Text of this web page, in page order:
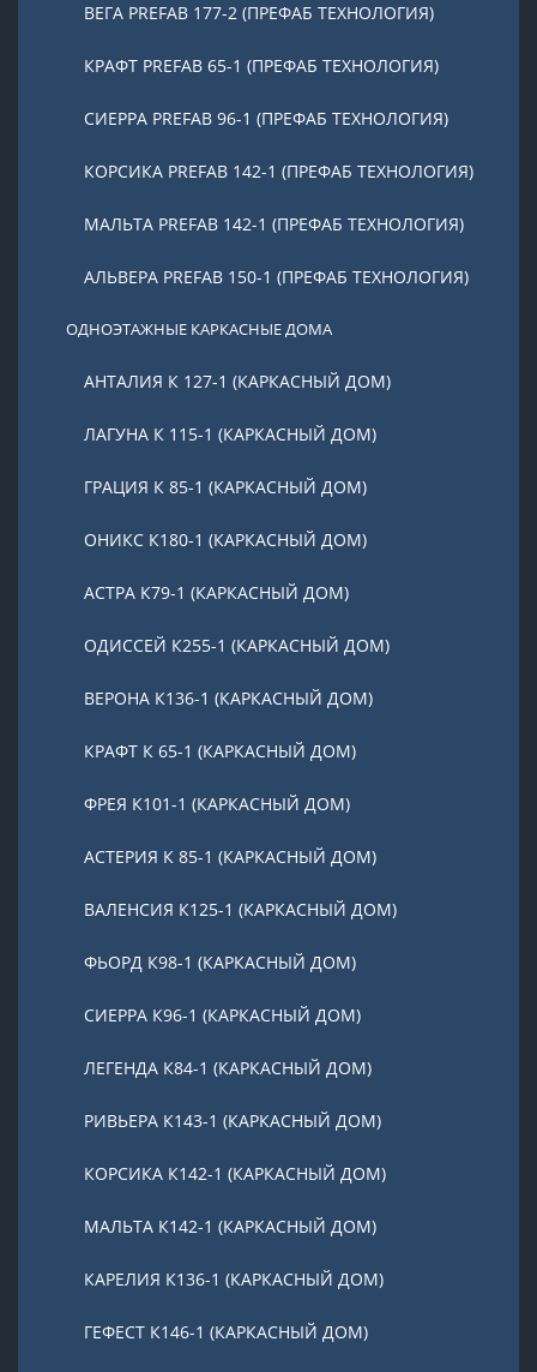
ВЕГА PREFAB 177-2 (ПРЕФАБ ТЕХНОЛОГИЯ)
КРАФТ PREFAB 65-1 (ПРЕФАБ ТЕХНОЛОГИЯ)
СИЕРРА PREFAB 96-1 (ПРЕФАБ ТЕХНОЛОГИЯ)
КОРСИКА PREFAB 142-1 (ПРЕФАБ ТЕХНОЛОГИЯ)
МАЛЬТА PREFAB 142-1 (ПРЕФАБ ТЕХНОЛОГИЯ)
АЛЬВЕРА PREFAB 150-1 (ПРЕФАБ ТЕХНОЛОГИЯ)
ОДНОЭТАЖНЫЕ КАРКАСНЫЕ ДОМА
АНТАЛИЯ К 127-1 (КАРКАСНЫЙ ДОМ)
ЛАГУНА К 115-1 (КАРКАСНЫЙ ДОМ)
ГРАЦИЯ К 85-1 (КАРКАСНЫЙ ДОМ)
ОНИКС К180-1 (КАРКАСНЫЙ ДОМ)
АСТРА К79-1 (КАРКАСНЫЙ ДОМ)
ОДИССЕЙ К255-1 (КАРКАСНЫЙ ДОМ)
ВЕРОНА К136-1 (КАРКАСНЫЙ ДОМ)
КРАФТ К 65-1 (КАРКАСНЫЙ ДОМ)
ФРЕЯ К101-1 (КАРКАСНЫЙ ДОМ)
АСТЕРИЯ К 85-1 (КАРКАСНЫЙ ДОМ)
ВАЛЕНСИЯ К125-1 (КАРКАСНЫЙ ДОМ)
ФЬОРД К98-1 (КАРКАСНЫЙ ДОМ)
СИЕРРА К96-1 (КАРКАСНЫЙ ДОМ)
ЛЕГЕНДА К84-1 (КАРКАСНЫЙ ДОМ)
РИВЬЕРА К143-1 (КАРКАСНЫЙ ДОМ)
КОРСИКА К142-1 (КАРКАСНЫЙ ДОМ)
МАЛЬТА К142-1 (КАРКАСНЫЙ ДОМ)
КАРЕЛИЯ К136-1 (КАРКАСНЫЙ ДОМ)
ГЕФЕСТ К146-1 (КАРКАСНЫЙ ДОМ)